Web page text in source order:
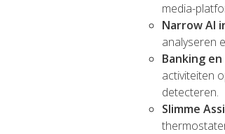
media-
Narrow AI
analyseren
Banking
activiteiten
detecteren.
Slimme